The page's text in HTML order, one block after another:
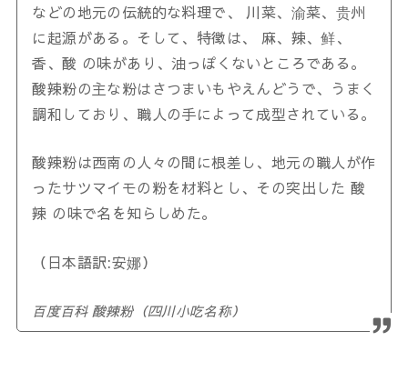
などの地元の伝統的な料理で、 川菜、渝菜、贵州
に起源がある。そして、特徴は、 麻、辣、鲜、
香、酸 の味があり、油っぽくないところである。
酸辣粉の主な粉はさつまいもやえんどうで、うまく
調和しており、職人の手によって成型されている。
酸辣粉は西南の人々の間に根差し、地元の職人が作
ったサツマイモの粉を材料とし、その突出した 酸
辣 の味で名を知らしめた。
（日本語訳:安娜）
百度百科 酸辣粉（四川小吃名称）